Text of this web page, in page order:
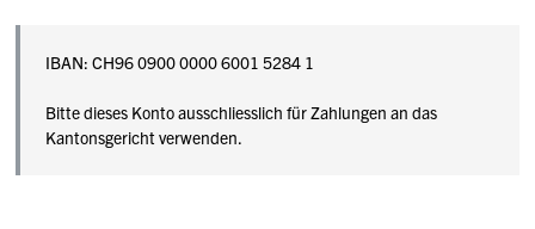
IBAN:CH96 0900 0000 6001 5284 1
Bitte dieses Konto ausschliesslich für Zahlungen an das
Kantonsgericht verwenden.